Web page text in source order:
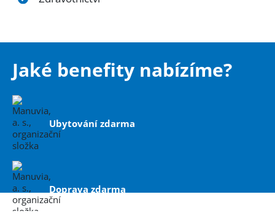
Jaké benefity nabízíme?
Ubytování zdarma
Doprava zdarma